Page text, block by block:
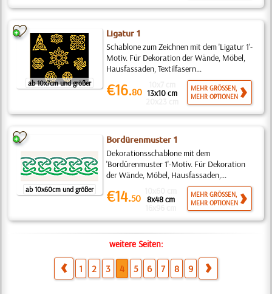
ab 10x7cm und größer
Ligatur 1
Schablone zum Zeichnen mit dem 'Ligatur 1'-
Motiv. Für Dekoration der Wände, Möbel,
Hausfassaden, Textilfasern...
€16.80 13x10 cm
MEHR GRÖSSEN,
MEHR OPTIONEN
ab 10x60cm und größer
Bordürenmuster 1
Dekorationsschablone mit dem
'Bordürenmuster 1'-Motiv. Für Dekoration
der Wände, Möbel, Hausfassaden,...
€14.50 8x48 cm
MEHR GRÖSSEN,
MEHR OPTIONEN
weitere Seiten:
1 2 3 4 5 6 7 8 9